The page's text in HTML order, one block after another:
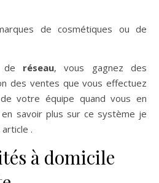
de cosmétiques ou de
de réseau, vous gagnez des
des ventes que vous effectuez
votre équipe quand vous en
savoir plus sur ce système je
.
à domicile